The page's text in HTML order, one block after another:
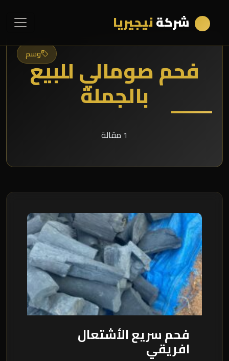
شركةنيجيريا
وسم
فحم صومالي للبيع
بالجملة
1 مقالة
فحم سريع الأشتعال
افريقي